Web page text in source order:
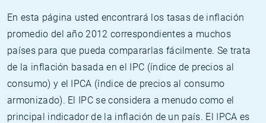
En esta página usted encontrará los tasas de inflación
promedio del año 2012 correspondientes a muchos
países para que pueda compararlas fácilmente. Se trata
de la inflación basada en el IPC (índice de precios al
consumo) y el IPCA (índice de precios al consumo
armonizado). El IPC se considera a menudo como el
principal indicador de la inflación de un país. El IPCA es